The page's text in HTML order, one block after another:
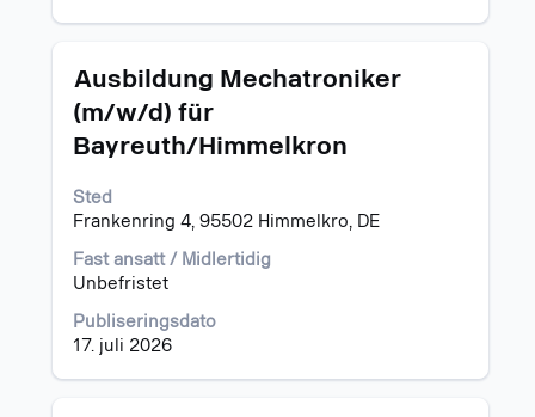
Tittel
Ausbildung Mechatroniker
(m/w/d) für
Bayreuth/Himmelkron
Sted
Frankenring 4, 95502 Himmelkro, DE
Fast ansatt / Midlertidig
Unbefristet
Publiseringsdato
17. juli 2026
Velg
mellomromstasten
for
vise
det
innholdet
i
jobbinformasjonen.